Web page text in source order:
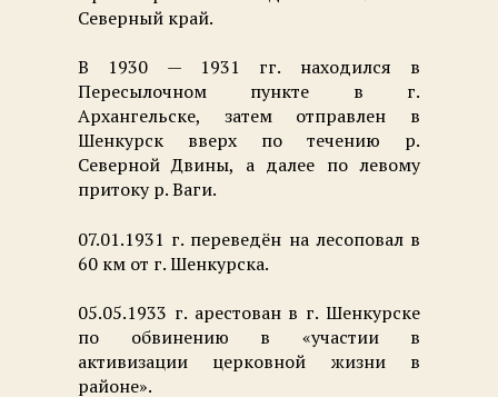
Северный край.
В 1930 — 1931 гг. находился в
Пересылочном пункте в г.
Архангельске, затем отправлен в
Шенкурск вверх по течению р.
Северной Двины, а далее по левому
притоку р. Ваги.
07.01.1931 г. переведён на лесоповал в
60 км от г. Шенкурска.
05.05.1933 г. арестован в г. Шенкурске
по обвинению в «участии в
активизации церковной жизни в
районе».